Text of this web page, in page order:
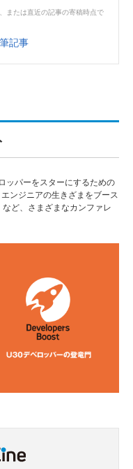
または直近の記事の寄稿時点で
記事
ッパーをスターにするための
ンジニアの生きざまをブース
ど、さまざまなカンファレ